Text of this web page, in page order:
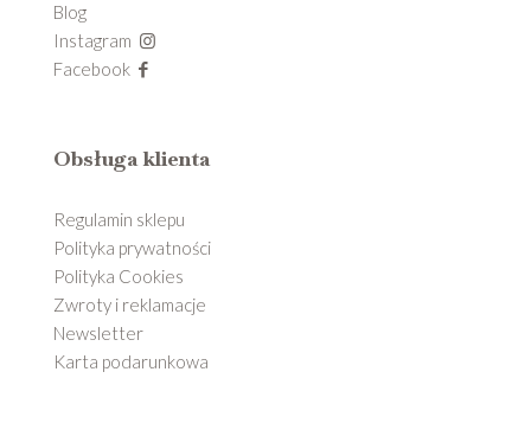
Blog
Instagram
Facebook
Obsługa klienta
Regulamin sklepu
Polityka prywatności
Polityka Cookies
Zwroty i reklamacje
Newsletter
Karta podarunkowa